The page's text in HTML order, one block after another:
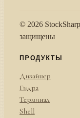
© 2026
защищены
ПРОДУКТЫ
Дизайнер
Гидра
Терминал
Shell